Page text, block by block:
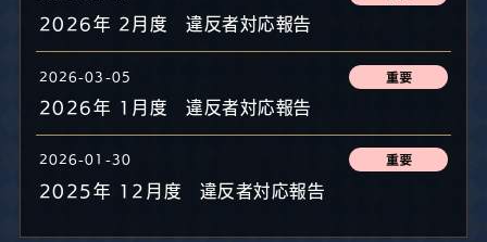
2026年 2月度 違反者対応報告
2026-03-05
2026年 1月度 違反者対応報告
2026-01-30
2025年 12月度 違反者対応報告